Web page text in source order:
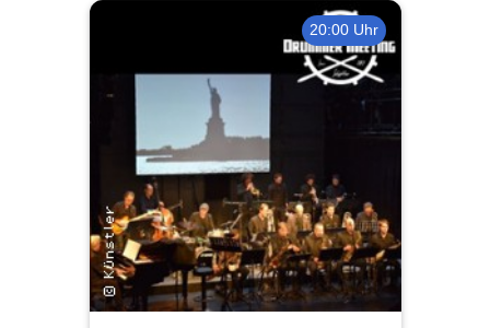
20:00 Uhr